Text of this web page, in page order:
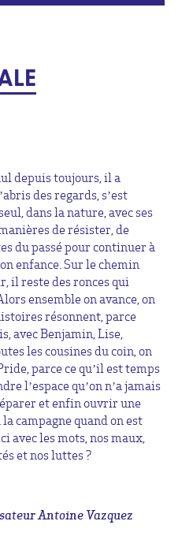
depuis toujours, il a
des regards, s’est
dans la nature, avec ses
de résister, de
du passé pour continuer à
enfance. Sur le chemin
il reste des ronces qui
ensemble on avance, on
résonnent, parce
avec Benjamin, Lise,
les cousines du coin, on
parce ce qu’il est temps
l’espace qu’on n’a jamais
et enfin ouvrir une
campagne quand on est
avec les mots, nos maux,
et nos luttes ?
Antoine Vazquez